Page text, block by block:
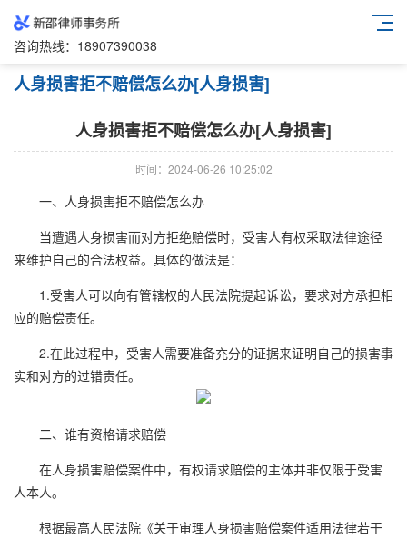
咨询热线： 18907390038
人身损害拒不赔偿怎么办[人身损害]
人身损害拒不赔偿怎么办[人身损害]
时间：2024-06-26 10:25:02
一、人身损害拒不赔偿怎么办
当遭遇人身损害而对方拒绝赔偿时，受害人有权采取法律途径
来维护自己的合法权益。具体的做法是：
1.受害人可以向有管辖权的人民法院提起诉讼，要求对方承担相
应的赔偿责任。
2.在此过程中，受害人需要准备充分的证据来证明自己的损害事
实和对方的过错责任。
二、谁有资格请求赔偿
在人身损害赔偿案件中，有权请求赔偿的主体并非仅限于受害
人本人。
根据最高人民法院《关于审理人身损害赔偿案件适用法律若干